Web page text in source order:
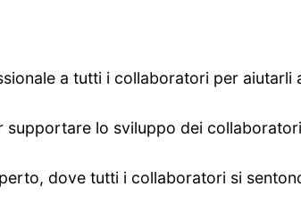
a tutti i collaboratori per aiutarli
lo sviluppo dei
dove tutti i collaboratori si